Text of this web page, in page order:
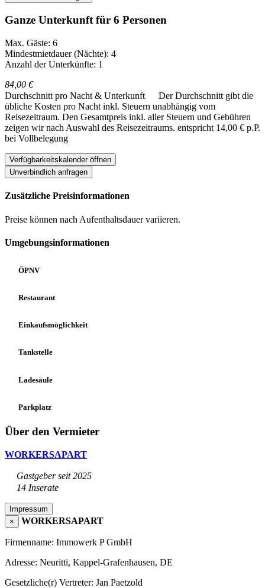
Ganze Unterkunft für 6 Personen
Max. Gäste: 6
Mindestmietdauer (Nächte): 4
Anzahl der Unterkünfte: 1
84,00 €
Durchschnitt pro Nacht & Unterkunft
Der Durchschnitt gibt die
übliche Kosten pro Nacht inkl. Steuern unabhängig vom
Reisezeitraum. Den Gesamtpreis inkl. aller Steuern und Gebühren
zeigen wir nach Auswahl des Reisezeitraums. entspricht 14,00 € p.P.
bei Vollbelegung
Verfügbarkeitskalender öffnen
Unverbindlich anfragen
Zusätzliche Preisinformationen
Preise können nach Aufenthaltsdauer variieren.
Umgebungsinformationen
ÖPNV
Restaurant
Einkaufsmöglichkeit
Tankstelle
Ladesäule
Parkplatz
Über den Vermieter
WORKERSAPART
Gastgeber seit 2025
14 Inserate
Impressum
×
WORKERSAPART
Firmenname: Immowerk P GmbH
Adresse: Neuritti, Kappel-Grafenhausen, DE
Gesetzliche(r) Vertreter: Jan Paetzold